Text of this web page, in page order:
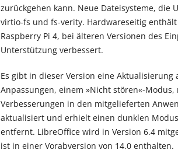
zurückgehen kann. Neue Dateisysteme, die
virtio-fs und fs-verity. Hardwareseitig
Raspberry Pi 4, bei älteren Versionen des
Unterstützung verbessert.
Es gibt in dieser Version eine Aktualisierung
Anpassungen, einem »Nicht stören«-
Verbesserungen in den mitgelieferten
aktualisiert und erhielt einen dunklen
entfernt. LibreOffice wird in Version 6.4
ist in einer Vorabversion von 14.0 enthalten.